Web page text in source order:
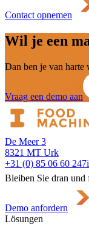
Contact opnemen
Wil je een
Dan ben je van harte
Vraag een demo aan
De Meer 3
8321 MT Urk
+31 (0) 85 06 60 247
Bleiben Sie dran und
Demo anfordern
Lösungen